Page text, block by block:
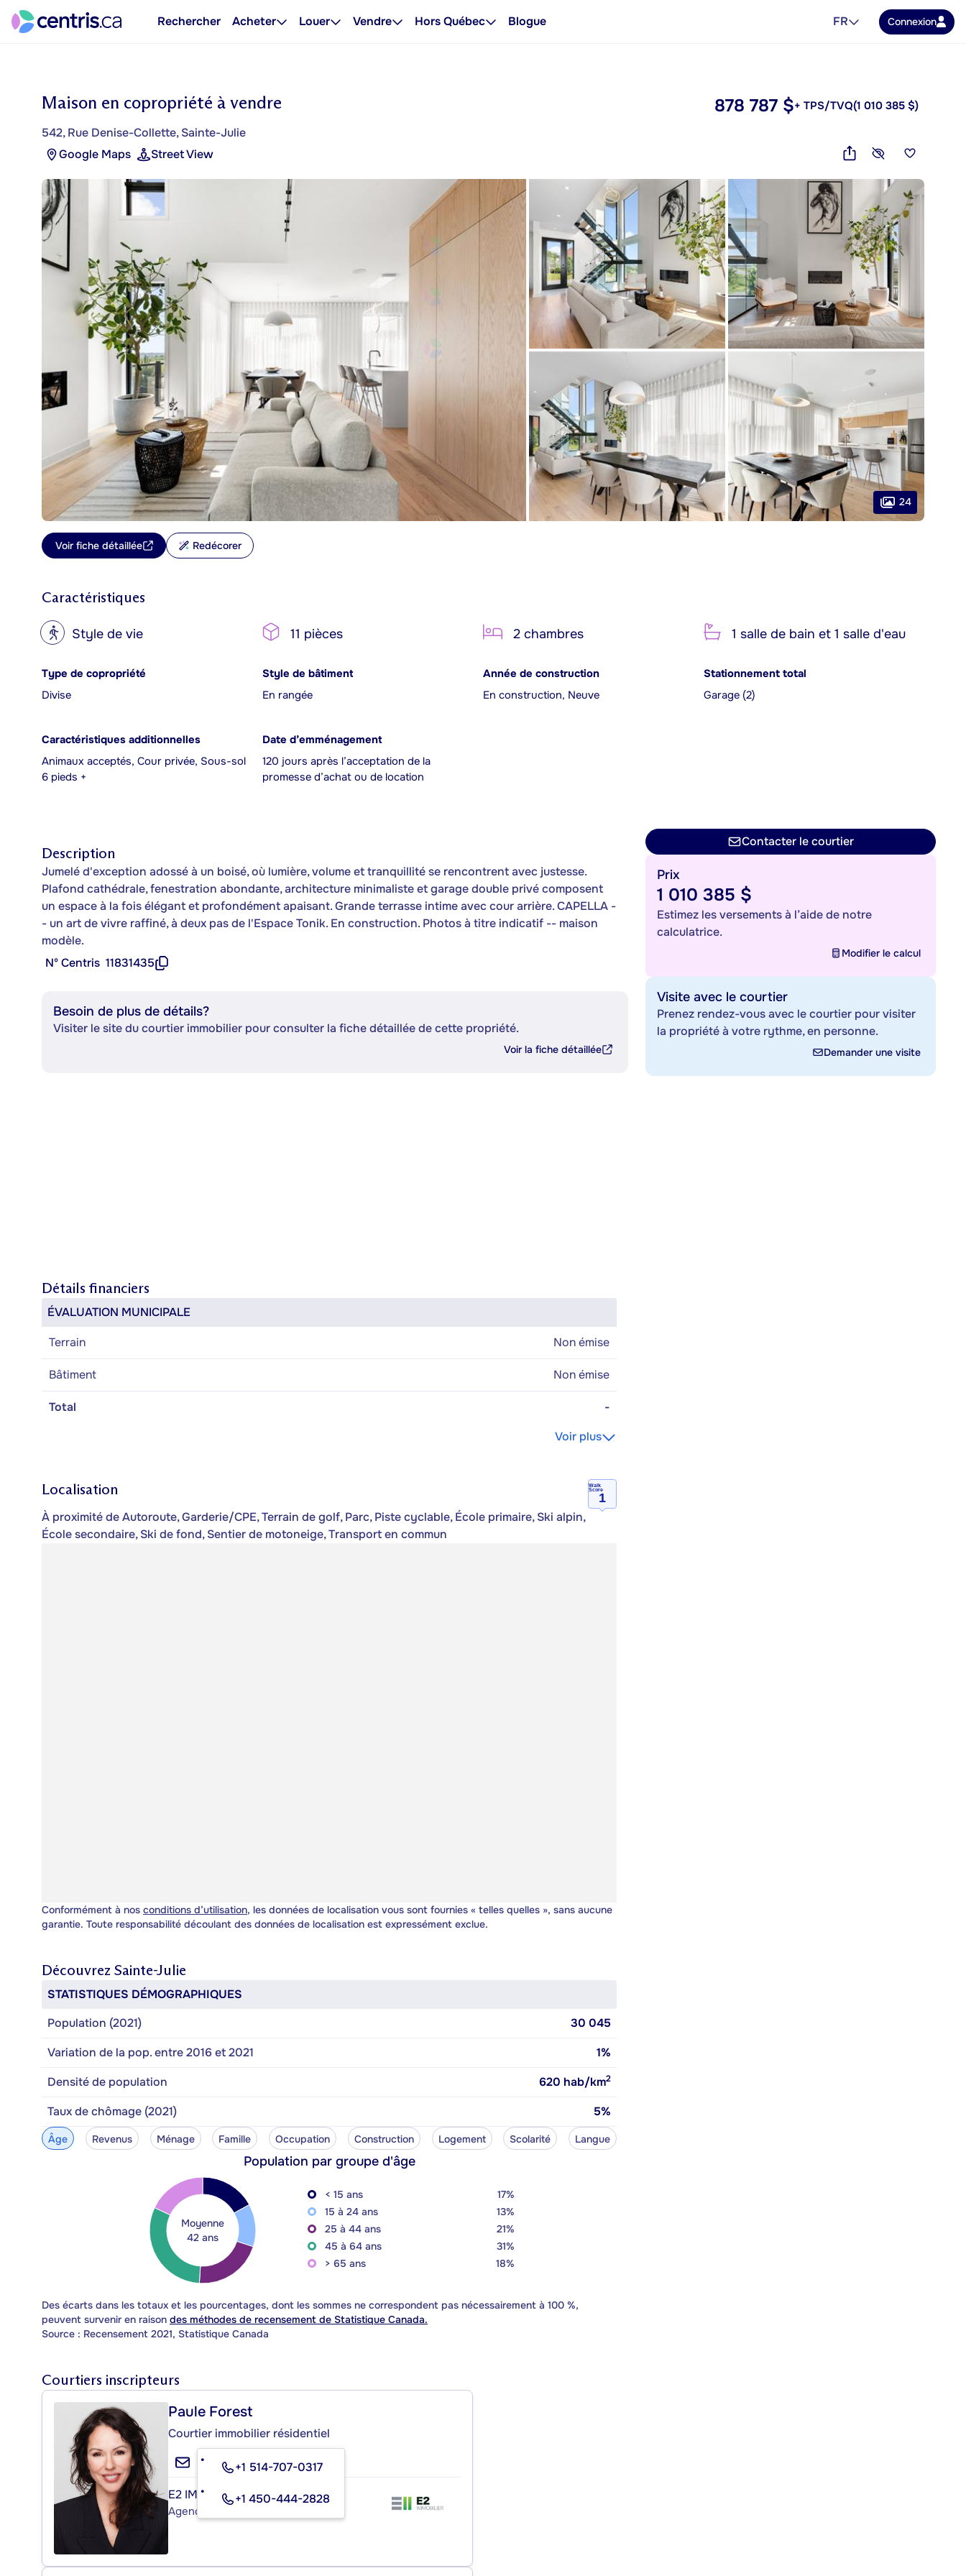
Rechercher Acheter Louer Vendre Hors Québec Blogue FR Connexion
Maison en copropriété à vendre
542, Rue Denise-Collette, Sainte-Julie
Google Maps
Street View
878 787 $+ TPS/TVQ(1 010 385 $)
24
Voir fiche détaillée Redécorer
Caractéristiques
? Style de vie 11 pièces 2 chambres 1 salle de bain et 1 salle d'eau
Type de copropriété
Divise
Style de bâtiment
En rangée
Année de construction
En construction, Neuve
Stationnement total
Garage (2)
Caractéristiques additionnelles
Animaux acceptés, Cour privée, Sous-sol
6 pieds +
Date d’emménagement
120 jours après l’acceptation de la
promesse d’achat ou de location
Description
Jumelé d'exception adossé à un boisé, où lumière, volume et tranquillité se rencontrent avec justesse.
Plafond cathédrale, fenestration abondante, architecture minimaliste et garage double privé composent
un espace à la fois élégant et profondément apaisant. Grande terrasse intime avec cour arrière. CAPELLA -
- un art de vivre raffiné, à deux pas de l'Espace Tonik. En construction. Photos à titre indicatif -- maison
modèle.
Nº Centris 11831435
Besoin de plus de détails?
Visiter le site du courtier immobilier pour consulter la fiche détaillée de cette propriété.
Voir la fiche détaillée
Détails financiers
ÉVALUATION MUNICIPALE
Terrain
Non émise
Bâtiment Non émise
Total
-
Voir plus
Localisation
Walk
Score
1
À proximité de Autoroute, Garderie/CPE, Terrain de golf, Parc, Piste cyclable, École primaire, Ski alpin,
École secondaire, Ski de fond, Sentier de motoneige, Transport en commun
Conformément à nos conditions d’utilisation, les données de localisation vous sont fournies « telles quelles », sans aucune
garantie. Toute responsabilité découlant des données de localisation est expressément exclue.
Découvrez Sainte-Julie
STATISTIQUES DÉMOGRAPHIQUES
Population (2021)
30 045
Variation de la pop. entre 2016 et 2021
1%
Densité de population
620 hab/km2
Taux de chômage (2021) 5%
Âge Revenus Ménage Famille Occupation Construction Logement Scolarité Langue
Population par groupe d'âge
Moyenne
42 ans
< 15 ans
17%
15 à 24 ans
13%
25 à 44 ans
21%
45 à 64 ans
31%
> 65 ans
18%
Des écarts dans les totaux et les pourcentages, dont les sommes ne correspondent pas nécessairement à 100 %,
peuvent survenir en raison des méthodes de recensement de Statistique Canada.
Source : Recensement 2021, Statistique Canada
Courtiers inscripteurs
Paule Forest
Courtier immobilier résidentiel
+1 514-707-0317
+1 450-444-2828
E2 IMMOBILIER INC.
Agence immobilière
Contacter le courtier
Prix
1 010 385 $
Estimez les versements à l’aide de notre
calculatrice.
Modifier le calcul
Visite avec le courtier
Prenez rendez-vous avec le courtier pour visiter
la propriété à votre rythme, en personne.
Demander une visite